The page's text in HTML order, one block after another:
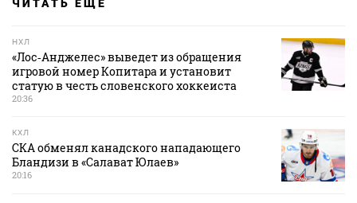
ЧИТАТЬ ЕЩЕ
НХЛ
«Лос‑Анджелес» выведет из обращения
игровой номер Копитара и установит
статую в честь словенского хоккеиста
20:36
КХЛ
СКА обменял канадского нападающего
Бландизи в «Салават Юлаев»
20:16